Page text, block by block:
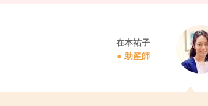
在本祐子
助産師